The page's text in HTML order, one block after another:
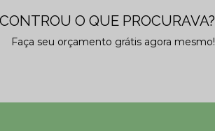
O QUE PROCURAVA?
Faça seu orçamento grátis agora mesmo!